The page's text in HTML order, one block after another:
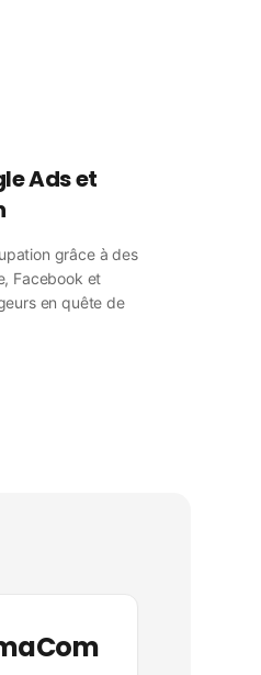
Ads et
grâce à des
Facebook et
en quête de